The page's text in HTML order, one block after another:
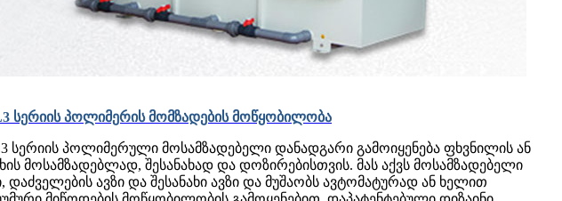
სერიის პოლიმერის მომზადების მოწყობილობა
სერიის პოლიმერული მოსამზადებელი დანადგარი გამოიყენება ფხვნილის ან
მოსამზადებლად, შესანახად და დოზირებისთვის. მას აქვს მოსამზადებელი
დაძველების ავზი და შესანახი ავზი და მუშაობს ავტომატურად ან ხელით